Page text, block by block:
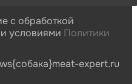
с обработкой
условиями Политики
expert.ru